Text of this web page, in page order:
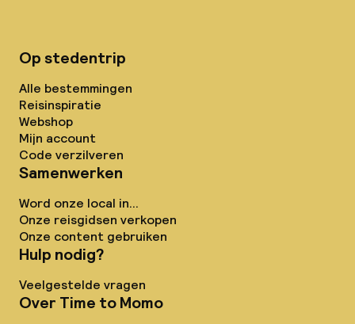
Op stedentrip
Alle bestemmingen
Reisinspiratie
Webshop
Mijn account
Code verzilveren
Samenwerken
Word onze local in...
Onze reisgidsen verkopen
Onze content gebruiken
Hulp nodig?
Veelgestelde vragen
Over Time to Momo